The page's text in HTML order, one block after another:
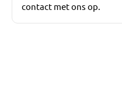
contact met ons op.